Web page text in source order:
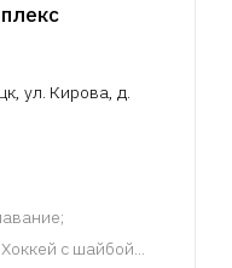
ул. Кирова, д.
с шайбой...